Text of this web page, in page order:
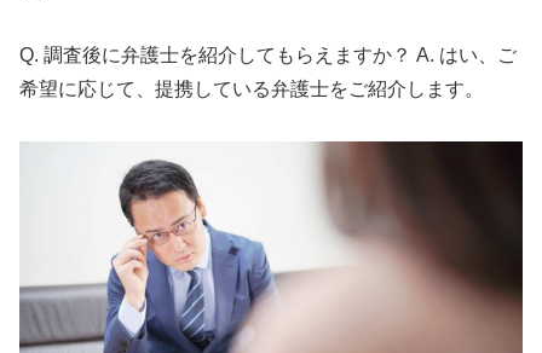
Q. 調査後に弁護士を紹介してもらえますか？ A. はい、ご
希望に応じて、提携している弁護士をご紹介します。